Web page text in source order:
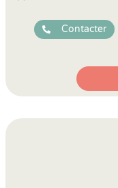
Contacter